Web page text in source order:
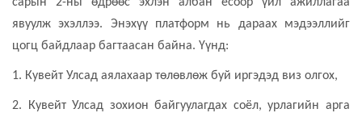
явуулж эхэллээ. Энэхүү платформ нь дараах мэдээллийг
цогц байдлаар багтаасан байна. Үүнд:
1. Кувейт Улсад аялахаар төлөвлөж буй иргэдэд виз олгох,
2. Кувейт Улсад зохион байгуулагдах соёл, урлагийн арга